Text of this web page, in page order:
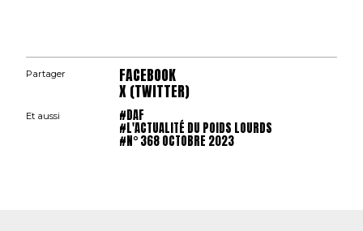
Partager FACEBOOK
X (TWITTER)
Et aussi #DAF
#L'ACTUALITÉ DU POIDS LOURDS
#N° 368 OCTOBRE 2023